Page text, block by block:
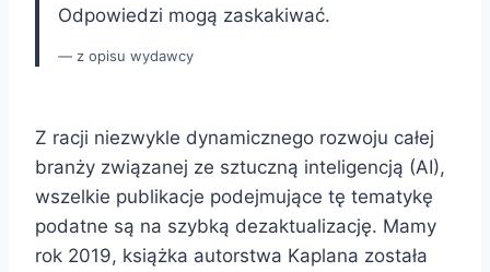
Odpowiedzi mogą zaskakiwać.
z opisu wydawcy
Z racji niezwykle dynamicznego rozwoju całej
branży związanej ze sztuczną inteligencją (AI),
wszelkie publikacje podejmujące tę tematykę
podatne są na szybką dezaktualizację. Mamy
rok 2019, książka autorstwa Kaplana została